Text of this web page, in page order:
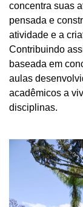
concentra suas
pensada e
atividade e a
Contribuindo
baseada em
aulas
acadêmicos a
disciplinas.